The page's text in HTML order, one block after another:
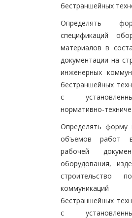
бестраншейных
Определять
спецификаций
материалов в
документации на
инженерных
бестраншейных
с
нормативно-
Определять форму
объемов работ
рабочей
оборудования,
строительство
бестраншейных
с